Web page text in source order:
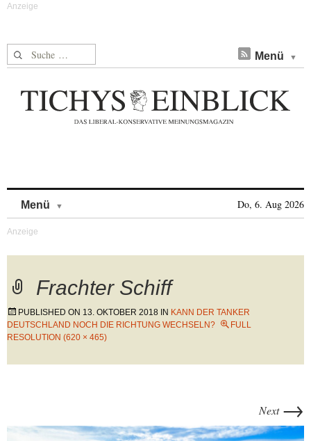
Suche nach: Menü
Menü Do, 6. Aug 2026
Frachter Schiff
PUBLISHED ON 13. OKTOBER 2018 IN KANN DER TANKER
DEUTSCHLAND NOCH DIE RICHTUNG WECHSELN?
FULL
RESOLUTION (620 × 465)
Next →